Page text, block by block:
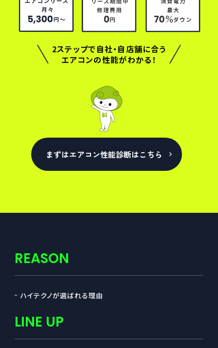
2ステップで自社・自店舗に合う
エアコンの性能がわかる！
まずはエアコン性能診断はこちら
REASON
ハイテクノが選ばれる理由
LINE UP